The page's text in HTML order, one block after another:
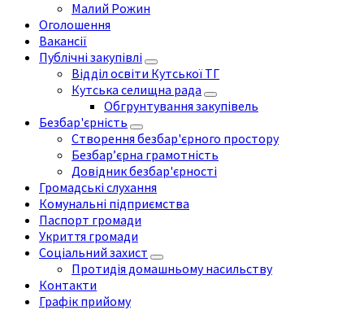
Малий Рожин
Оголошення
Вакансії
Публічні закупівлі
Відділ освіти Кутської ТГ
Кутська селищна рада
Обгрунтування закупівель
Безбар'єрність
Створення безбар'єрного простору
Безбар’єрна грамотність
Довідник безбар'єрності
Громадські слухання
Комунальні підприємства
Паспорт громади
Укриття громади
Соціальний захист
Протидія домашньому насильству
Контакти
Графік прийому